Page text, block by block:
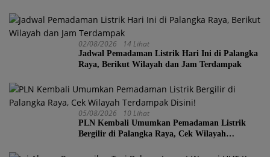
02/08/2026 14 Lihat
Jadwal Pemadaman Listrik Hari Ini di Palangka
Raya, Berikut Wilayah dan Jam Terdampak
05/08/2026 10 Lihat
PLN Kembali Umumkan Pemadaman Listrik
Bergilir di Palangka Raya, Cek Wilayah